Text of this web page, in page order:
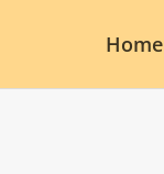
Home